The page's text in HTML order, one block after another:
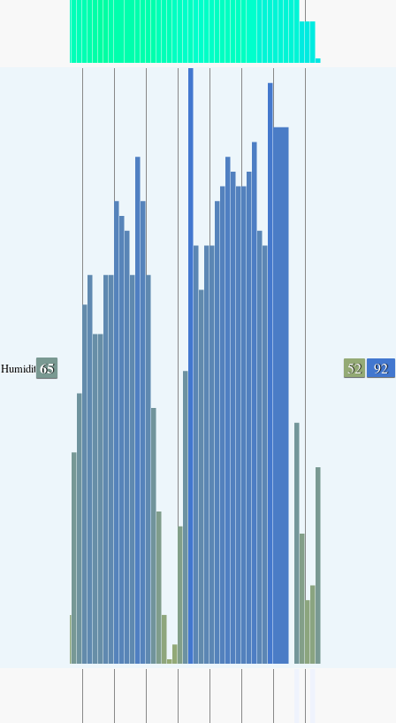
Humidity65 52 92